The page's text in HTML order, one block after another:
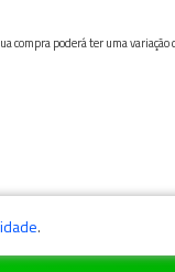
compra poderá ter uma variação
.